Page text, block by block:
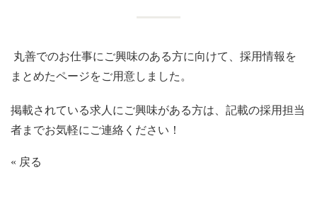
丸善でのお仕事にご興味のある方に向けて、採用情報を
まとめたページをご用意しました。
掲載されている求人にご興味がある方は、記載の採用担当
者までお気軽にご連絡ください！
« 戻る